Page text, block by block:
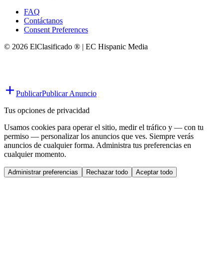
FAQ
Contáctanos
Consent Preferences
© 2026 ElClasificado ® | EC Hispanic Media
PublicarPublicar Anuncio
Tus opciones de privacidad
Usamos cookies para operar el sitio, medir el tráfico y — con tu
permiso — personalizar los anuncios que ves. Siempre verás
anuncios de cualquier forma. Administra tus preferencias en
cualquier momento.
Administrar preferencias Rechazar todo Aceptar todo